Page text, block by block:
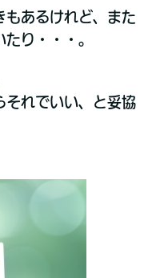
もあるけれど、また
り・・・。
それでいい、と妥協